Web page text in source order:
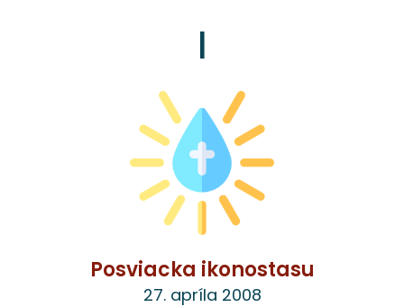
|
Posviacka ikonostasu
27. apríla 2008